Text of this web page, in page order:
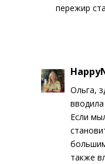
пережир
Ольга,
Если
также